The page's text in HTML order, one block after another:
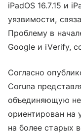
iPadOS 16.7.15 и
уязвимости,
Проблему в
Google и iVerify,
Согласно
Coruna
объединяющую
ориентирован на
на более старых